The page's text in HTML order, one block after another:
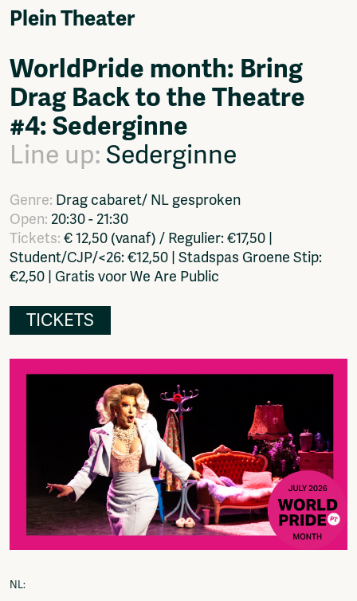
Video
Podcasts
Network
About
Contact
Subscribe
Jobs / Internships
Donate
Advertise
Solidariteitsfonds
Projects
Anderworld Records
Rad-Ish
Webdocu Collectief Eigendom
Fragmenta
Vrije Ruimte festival
Ringfeest
AA Academy
Members
Log in to portal
Plein Theater
WorldPride month: Bring
Drag Back to the Theatre
#4: Sederginne
Line up: Sederginne
Genre: Drag cabaret/ NL gesproken
Open: 20:30 - 21:30
Tickets: € 12,50 (vanaf) / Regulier: €17,50 |
Student/CJP/<26: €12,50 | Stadspas Groene Stip:
€2,50 | Gratis voor We Are Public
TICKETS
NL: